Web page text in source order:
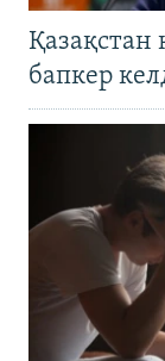
Қазақстан
бапкер